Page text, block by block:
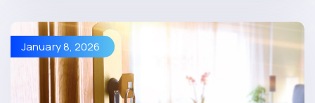
January 8, 2026